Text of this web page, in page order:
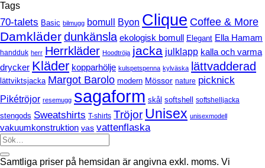
Frida
Bornholt
RGB
gaming
headset
Tags
70-talets Basic bilmugg bomull Byon Clique Coffee & More
Damkläderdunkänsla ekologisk bomull Elegant Ella Hamam
handduk herr Herrkläder Hoodtröja jacka julklapp kalla och varma
drycker Kläder kopparhölje kulspetspenna kylväska lättvadderad
lättviktsjacka Margot Barolo modern Mössor nature picknick
Pikétröjor resemugg sagaform skål softshell softshelljacka
stengods Sweatshirts T-shirts Tröjor Unisex unisexmodell
vakuumkonstruktion vas vattenflaska
Samtliga priser på hemsidan är angivna exkl. moms. Vi